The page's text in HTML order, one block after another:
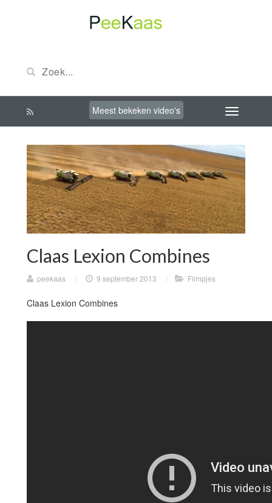
Meest bekeken video's
Claas Lexion Combines
peekaas / 9 september 2013 / Filmpjes
Claas Lexion Combines